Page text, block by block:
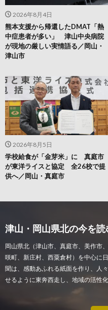
2026年8月5日
学校給食が「金芽米」に 真庭市
が東洋ライスと協定 全26校で提
供へ／岡山・真庭市
2026年8月4日
熊本支援から帰還したDMAT「熱
中症患者が多い」 津山中央病院
が現地の厳しい実情語る／岡山・
津山市
津山・岡山県北の今を読
岡山県北（津山市、真庭市、美作市
咲町、新庄村、西粟倉村）を中心に
聞は、感動あふれる紙面を作り、人
せるように東奔西走し、地域の活性